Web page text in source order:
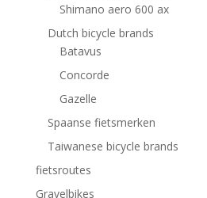
Shimano aero 600 ax
Dutch bicycle brands
Batavus
Concorde
Gazelle
Spaanse fietsmerken
Taiwanese bicycle brands
fietsroutes
Gravelbikes